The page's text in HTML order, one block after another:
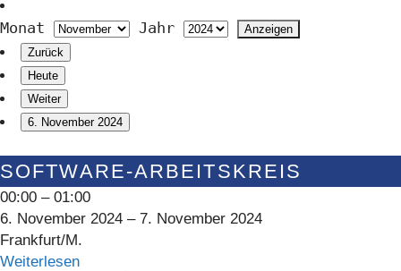
Monat Jahr
Zurück
Heute
Weiter
6. November 2024
Software-
Arbeitskreis
SOFTWARE-ARBEITSKREIS
00:00 – 01:00
6. November 2024 – 7. November 2024
Frankfurt/M.
Weiterlesen